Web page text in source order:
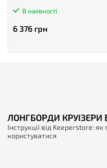
В наявності
6 376 грн
ЛОНГБОРДИ КРУІЗЕРИ
Інструкції від Keeperstore:
користуватися